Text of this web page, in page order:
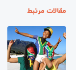
مقالات مرتبط